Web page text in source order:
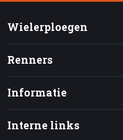
Wielerploegen
Renners
Informatie
Interne links